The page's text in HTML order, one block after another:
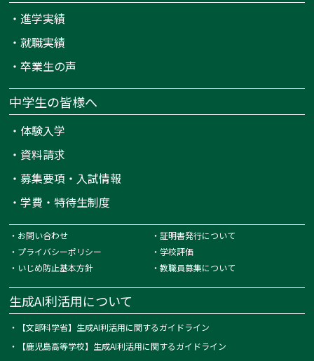
・進学実績
・就職実績
・卒業生の声
中学生の皆様へ
・ 体験入学
・ 資料請求
・募集要項・入試情報
・学費・特待生制度
・ お問い合わせ ・ 証明書発行について
・ プライバシーポリシー ・ 学校評価
・ いじめ防止基本方針 ・ 教職員募集について
生成AI利活用について
・
【文部科学省】生成AI利活用に関するガイドライン
・
【鹿児島高等学校】生成AI利活用に関するガイドライン